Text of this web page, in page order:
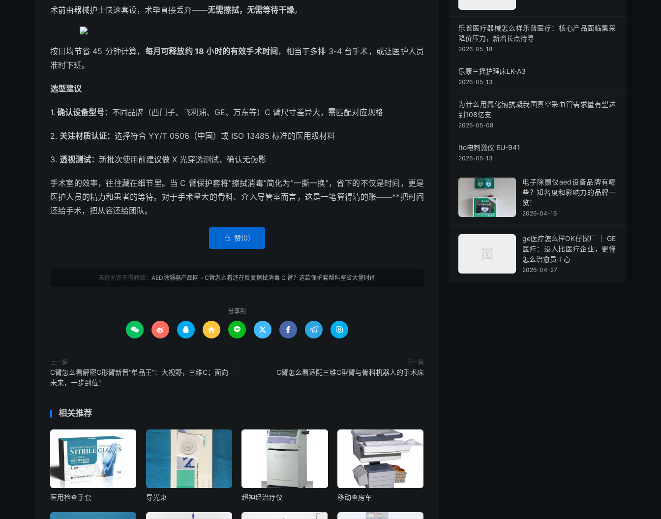
术前由器械护士快速套设，术毕直接丢弃——无需擦拭，无需等待干燥。
按日均节省 45 分钟计算， 每月可释放约 18 小时的有效手术时间 ，相当于多排 3-4 台手术，或让医护人员
准时下班。
选型建议
1. 确认设备型号： 不同品牌（西门子、飞利浦、GE、万东等）C 臂尺寸差异大，需匹配对应规格
2. 关注材质认证： 选择符合 YY/T 0506（中国）或 ISO 13485 标准的医用级材料
3. 透视测试： 新批次使用前建议做 X 光穿透测试，确认无伪影
手术室的效率，往往藏在细节里。当 C 臂保护套将”擦拭消毒”简化为”一撕一换”，省下的不仅是时间，更是
医护人员的精力和患者的等待。对于手术量大的骨科、介入导管室而言，这是一笔算得清的账——**把时间
还给手术，把从容还给团队。
 赞(0)
未经允许不得转载： AED除颤器产品网 » C臂怎么看还在反复擦拭消毒 C 臂？这款保护套帮科室省大量时间
分享到
        
上一篇
C臂怎么看解密C形臂新晋“单品王”：大视野，三维C；面向
未来，一步到位！
下一篇
C臂怎么看适配三维C型臂与骨科机器人的手术床
相关推荐
医用检查手套 导光束 超神经治疗仪 移动查房车
乐普医疗器械怎么样乐普医疗：核心产品面临集采
降价压力，新增长点待寻
2026-05-18
乐康三摇护理床LK-A3
2026-05-13
为什么用氟化钠抗凝我国真空采血管需求量有望达
到108亿支
2026-05-08
Ito电刺激仪 EU-941
2026-05-13
电子除颤仪aed设备品牌有哪
些？知名度和影响力的品牌一
览！
2026-04-16
ge医疗怎么样OK仔探厂 ｜ GE
医疗：没人比医疗企业，更懂
怎么治愈员工心
2026-04-27